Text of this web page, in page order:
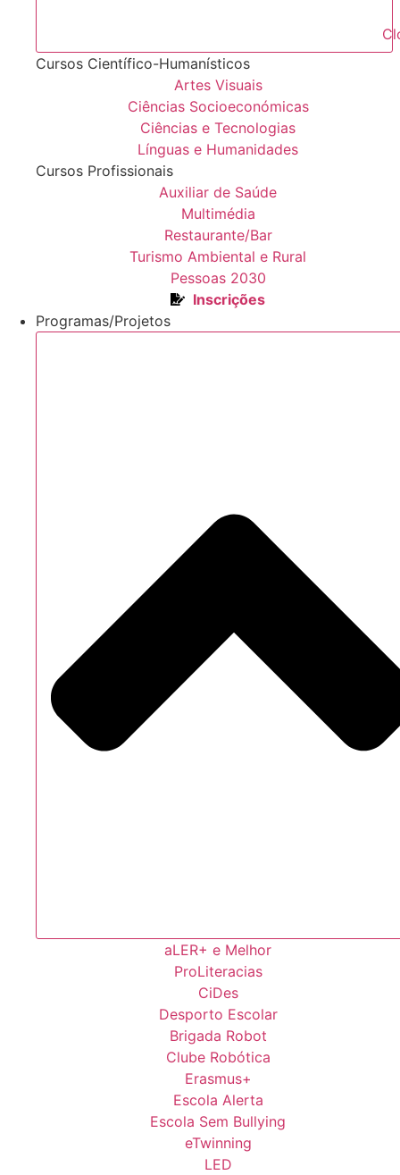
Cursos Científico-Humanísticos
Artes Visuais
Ciências Socioeconómicas
Ciências e Tecnologias
Línguas e Humanidades
Cursos Profissionais
Auxiliar de Saúde
Multimédia
Restaurante/Bar
Turismo Ambiental e Rural
Pessoas 2030
Inscrições
Programas/Projetos
aLER+ e Melhor
ProLiteracias
CiDes
Desporto Escolar
Brigada Robot
Clube Robótica
Erasmus+
Escola Alerta
Escola Sem Bullying
eTwinning
LED